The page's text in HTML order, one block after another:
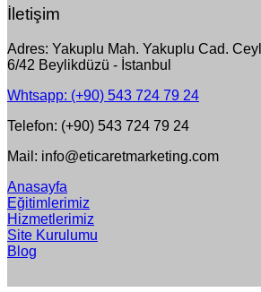
İletişim
Adres: Yakuplu Mah. Yakuplu Cad.
6/42 Beylikdüzü - İstanbul
Whtsapp: (+90) 543 724 79 24
Telefon: (+90) 543 724 79 24
Mail: info@eticaretmarketing.com
Anasayfa
Eğitimlerimiz
Hizmetlerimiz
Site Kurulumu
Blog